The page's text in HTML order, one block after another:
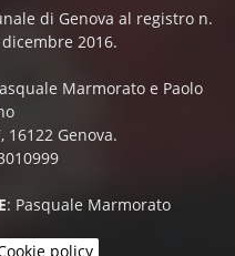
di Genova al registro n.
2016.
Marmorato e Paolo
16122 Genova.
: Pasquale Marmorato
policy